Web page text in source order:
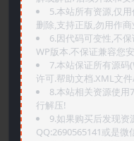
5.本站所有资源,仅
删除,支持正版,勿用作商
6.因代码可变性,不
WP版本.不保证兼容您
7.本站保证所有源码
许可.帮助文档.XML文
8.本站相关资源使用
行解压!
9.如果购买后发现资
QQ:2690565141或是微